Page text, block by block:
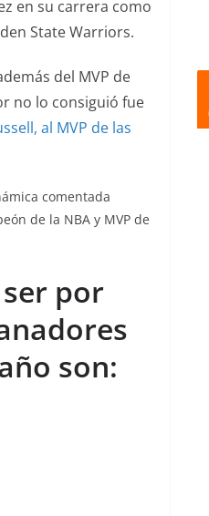
en su carrera como
State Warriors.
del MVP de
no lo consiguió fue
al MVP de las
comentada
de la NBA y MVP de
por
son: